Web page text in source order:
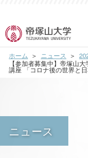
帝塚山大学について
学部・大学院
研究・社会貢献
ホーム ニュース
【参加者募集中】帝塚山
講座 「コロナ後の世界と
ニュース